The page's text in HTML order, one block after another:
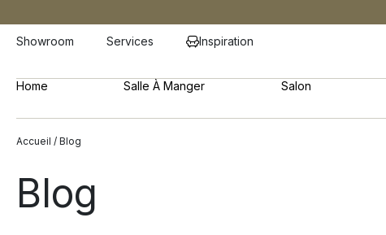
Showroom Services Inspiration
Home Salle À Manger Salon
Accueil / Blog
Blog